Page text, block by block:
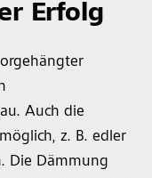
Erfolg
Auch die
z. B. edler
Die Dämmung